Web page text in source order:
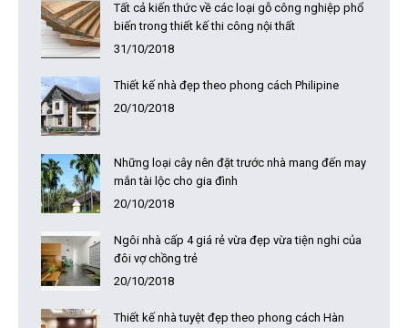
Tất cả kiến thức về các loại gỗ công nghiệp phổ
biến trong thiết kế thi công nội thất
31/10/2018
Thiết kế nhà đẹp theo phong cách Philipine
20/10/2018
Những loại cây nên đặt trước nhà mang đến may
mắn tài lộc cho gia đình
20/10/2018
Ngôi nhà cấp 4 giá rẻ vừa đẹp vừa tiện nghi của
đôi vợ chồng trẻ
20/10/2018
Thiết kế nhà tuyệt đẹp theo phong cách Hàn